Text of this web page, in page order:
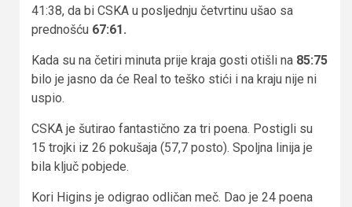
41:38, da bi CSKA u posljednju četvrtinu ušao sa
prednošću 67:61.
Kada su na četiri minuta prije kraja gosti otišli na 85:75
bilo je jasno da će Real to teško stići i na kraju nije ni
uspio.
CSKA je šutirao fantastično za tri poena. Postigli su
15 trojki iz 26 pokušaja (57,7 posto). Spoljna linija je
bila ključ pobjede.
Kori Higins je odigrao odličan meč. Dao je 24 poena